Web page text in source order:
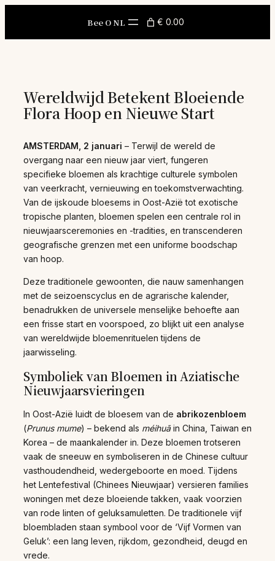
Bee O NL € 0.00
Wereldwijd Betekent Bloeiende
Flora Hoop en Nieuwe Start
AMSTERDAM, 2 januari – Terwijl de wereld de
overgang naar een nieuw jaar viert, fungeren
specifieke bloemen als krachtige culturele symbolen
van veerkracht, vernieuwing en toekomstverwachting.
Van de ijskoude bloesems in Oost-Azië tot exotische
tropische planten, bloemen spelen een centrale rol in
nieuwjaarsceremonies en -tradities, en transcenderen
geografische grenzen met een uniforme boodschap
van hoop.
Deze traditionele gewoonten, die nauw samenhangen
met de seizoenscyclus en de agrarische kalender,
benadrukken de universele menselijke behoefte aan
een frisse start en voorspoed, zo blijkt uit een analyse
van wereldwijde bloemenrituelen tijdens de
jaarwisseling.
Symboliek van Bloemen in Aziatische
Nieuwjaarsvieringen
In Oost-Azië luidt de bloesem van de abrikozenbloem
(Prunus mume) – bekend als méihuāin China, Taiwan en
Korea – de maankalender in. Deze bloemen trotseren
vaak de sneeuw en symboliseren in de Chinese cultuur
vasthoudendheid, wedergeboorte en moed. Tijdens
het Lentefestival (Chinees Nieuwjaar) versieren families
woningen met deze bloeiende takken, vaak voorzien
van rode linten of geluksamuletten. De traditionele vijf
bloembladen staan symbool voor de ‘Vijf Vormen van
Geluk’: een lang leven, rijkdom, gezondheid, deugd en
vrede.